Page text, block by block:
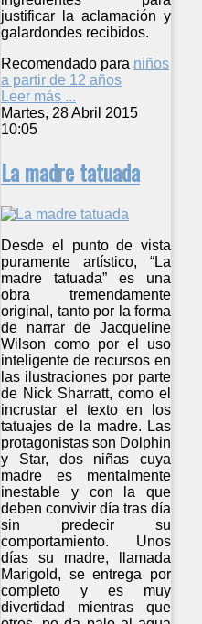
justificar la aclamación y
galardondes recibidos.
Recomendado para niños
a partir de 12 años
Leer más ...
Martes, 28 Abril 2015
10:05
La madre tatuada
Desde el punto de vista
puramente artístico, “La
madre tatuada” es una
obra tremendamente
original, tanto por la forma
de narrar de Jacqueline
Wilson como por el uso
inteligente de recursos en
las ilustraciones por parte
de Nick Sharratt, como el
incrustar el texto en los
tatuajes de la madre. Las
protagonistas son Dolphin
y Star, dos niñas cuya
madre es mentalmente
inestable y con la que
deben convivir día tras día
sin predecir su
comportamiento. Unos
días su madre, llamada
Marigold, se entrega por
completo y es muy
divertidad mientras que